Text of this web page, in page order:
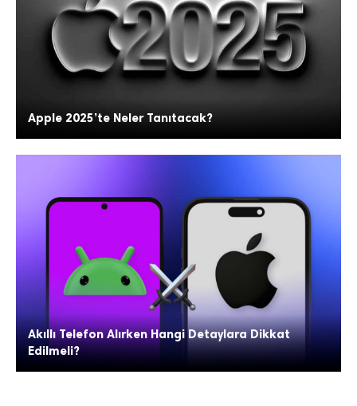
Apple 2025’te Neler Tanıtacak?
Akıllı Telefon Alırken Hangi Detaylara Dikkat
Edilmeli?